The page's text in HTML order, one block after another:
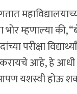
महाविद्यालयाच्या
भोर म्हणाल्या की,
परीक्षा
करायचे आहे, हे
यशस्वी होऊ